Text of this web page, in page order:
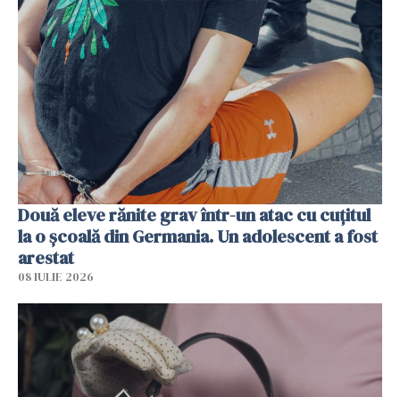
Două eleve rănite grav într-un atac cu cuțitul
la o școală din Germania. Un adolescent a fost
arestat
08 IULIE 2026